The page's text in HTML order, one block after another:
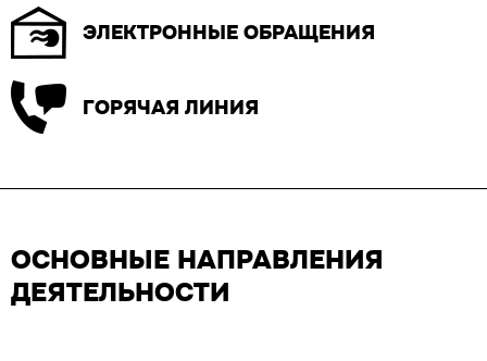
ЭЛЕКТРОННЫЕ ОБРАЩЕНИЯ
ГОРЯЧАЯ ЛИНИЯ
ОСНОВНЫЕ НАПРАВЛЕНИЯ
ДЕЯТЕЛЬНОСТИ